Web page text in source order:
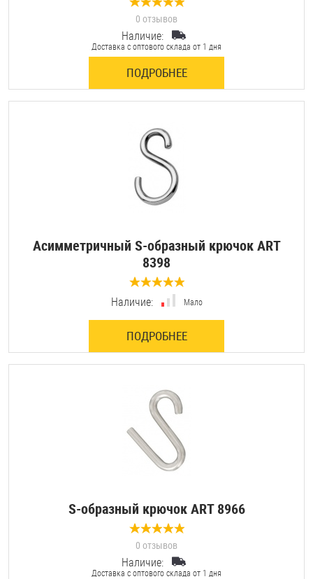
0 отзывов
Наличие:
Доставка с оптового склада от 1 дня
ПОДРОБНЕЕ
Асимметричный S-образный крючок ART
8398
0 отзывов
Наличие: Мало
ПОДРОБНЕЕ
S-образный крючок ART 8966
0 отзывов
Наличие:
Доставка с оптового склада от 1 дня